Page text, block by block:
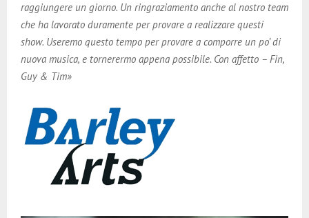
raggiungere un giorno. Un ringraziamento anche al nostro team
che ha lavorato duramente per provare a realizzare questi
show. Useremo questo tempo per provare a comporre un po’ di
nuova musica, e tornerermo appena possibile. Con affetto – Fin,
Guy & Tim»